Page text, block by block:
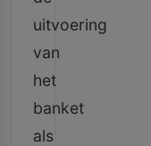
uitvoering
van
het
banket
als